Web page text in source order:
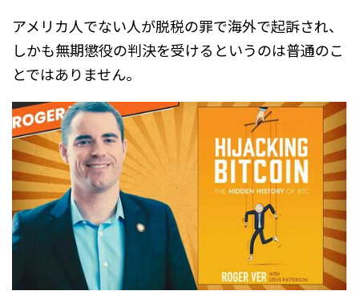
アメリカ人でない人が脱税の罪で海外で起訴され、
しかも無期懲役の判決を受けるというのは普通のこ
とではありません。